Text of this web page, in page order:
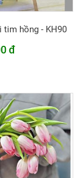
tim hồng - KH90
đ